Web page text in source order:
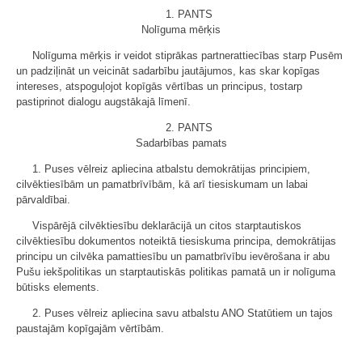
1. PANTS
Nolīguma mērķis
Nolīguma mērķis ir veidot stiprākas partnerattiecības starp Pusēm
un padziļināt un veicināt sadarbību jautājumos, kas skar kopīgas
intereses, atspoguļojot kopīgās vērtības un principus, tostarp
pastiprinot dialogu augstākajā līmenī.
2. PANTS
Sadarbības pamats
1. Puses vēlreiz apliecina atbalstu demokrātijas principiem,
cilvēktiesībām un pamatbrīvībām, kā arī tiesiskumam un labai
pārvaldībai.
Vispārējā cilvēktiesību deklarācijā un citos starptautiskos
cilvēktiesību dokumentos noteiktā tiesiskuma principa, demokrātijas
principu un cilvēka pamattiesību un pamatbrīvību ievērošana ir abu
Pušu iekšpolitikas un starptautiskās politikas pamatā un ir nolīguma
būtisks elements.
2. Puses vēlreiz apliecina savu atbalstu ANO Statūtiem un tajos
paustajām kopīgajām vērtībām.